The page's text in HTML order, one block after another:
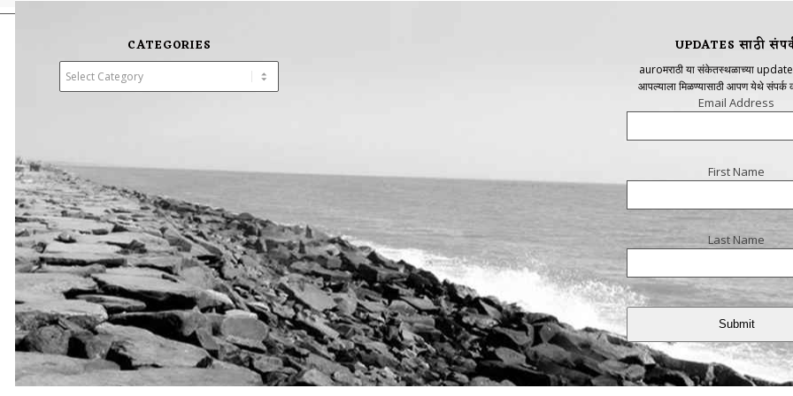
CATEGORIES UPDATES साठी
auroमराठी या संकेतस्थळाच्या
आपल्याला मिळण्यासाठी आपण येथे
Email Address
First Name
Last Name
Submit